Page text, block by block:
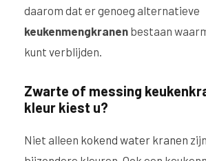
daarom dat er genoeg alternatieve
keukenmengkranen bestaan
kunt verblijden.
Zwarte of messing
kleur kiest u?
Niet alleen kokend water kranen